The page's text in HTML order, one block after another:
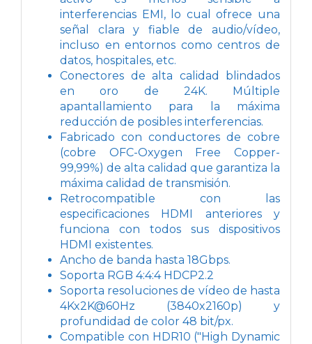
interferencias EMI, lo cual ofrece una
señal clara y fiable de audio/vídeo,
incluso en entornos como centros de
datos, hospitales, etc.
Conectores de alta calidad blindados
en oro de 24K. Múltiple
apantallamiento para la máxima
reducción de posibles interferencias.
Fabricado con conductores de cobre
(cobre OFC-Oxygen Free Copper-
99,99%) de alta calidad que garantiza la
máxima calidad de transmisión.
Retrocompatible con las
especificaciones HDMI anteriores y
funciona con todos sus dispositivos
HDMI existentes.
Ancho de banda hasta 18Gbps.
Soporta RGB 4:4:4 HDCP2.2
Soporta resoluciones de vídeo de hasta
4Kx2K@60Hz (3840x2160p) y
profundidad de color 48 bit/px.
Compatible con HDR10 ("High Dynamic